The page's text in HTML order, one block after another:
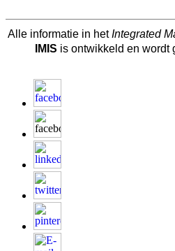
Alle informatie in hetIntegrated
IMIS is ontwikkeld en wordt